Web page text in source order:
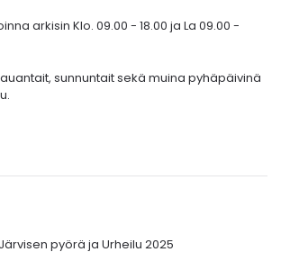
arkisin Klo. 09.00 - 18.00 ja La 09.00 -
sunnuntait sekä muina pyhäpäivinä
pyörä ja Urheilu 2025